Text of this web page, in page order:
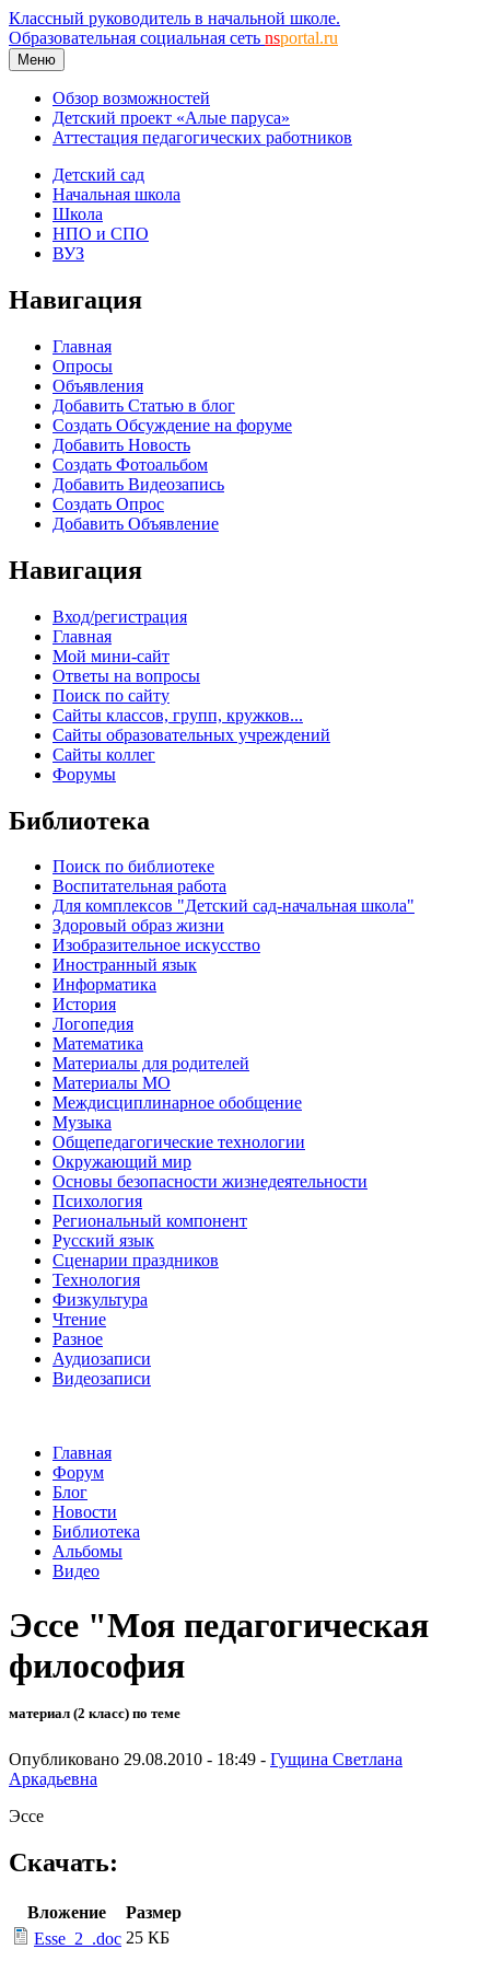
Классный руководитель в начальной школе.
Образовательная социальная сеть nsportal.ru
Меню
Обзор возможностей
Детский проект «Алые паруса»
Аттестация педагогических работников
Детский сад
Начальная школа
Школа
НПО и СПО
ВУЗ
Навигация
Главная
Опросы
Объявления
Добавить Статью в блог
Создать Обсуждение на форуме
Добавить Новость
Создать Фотоальбом
Добавить Видеозапись
Создать Опрос
Добавить Объявление
Навигация
Вход/регистрация
Главная
Мой мини-сайт
Ответы на вопросы
Поиск по сайту
Сайты классов, групп, кружков...
Сайты образовательных учреждений
Сайты коллег
Форумы
Библиотека
Поиск по библиотеке
Воспитательная работа
Для комплексов "Детский сад-начальная школа"
Здоровый образ жизни
Изобразительное искусство
Иностранный язык
Информатика
История
Логопедия
Математика
Материалы для родителей
Материалы МО
Междисциплинарное обобщение
Музыка
Общепедагогические технологии
Окружающий мир
Основы безопасности жизнедеятельности
Психология
Региональный компонент
Русский язык
Сценарии праздников
Технология
Физкультура
Чтение
Разное
Аудиозаписи
Видеозаписи
Главная
Форум
Блог
Новости
Библиотека
Альбомы
Видео
Эссе "Моя педагогическая
философия
материал (2 класс) по теме
Опубликовано 29.08.2010 - 18:49 - Гущина Светлана
Аркадьевна
Эссе
Скачать:
Вложение
Размер
Esse_2_.doc 25 КБ